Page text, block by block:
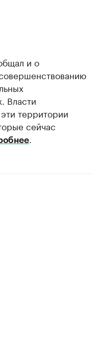
и о
Власти
территории
сейчас